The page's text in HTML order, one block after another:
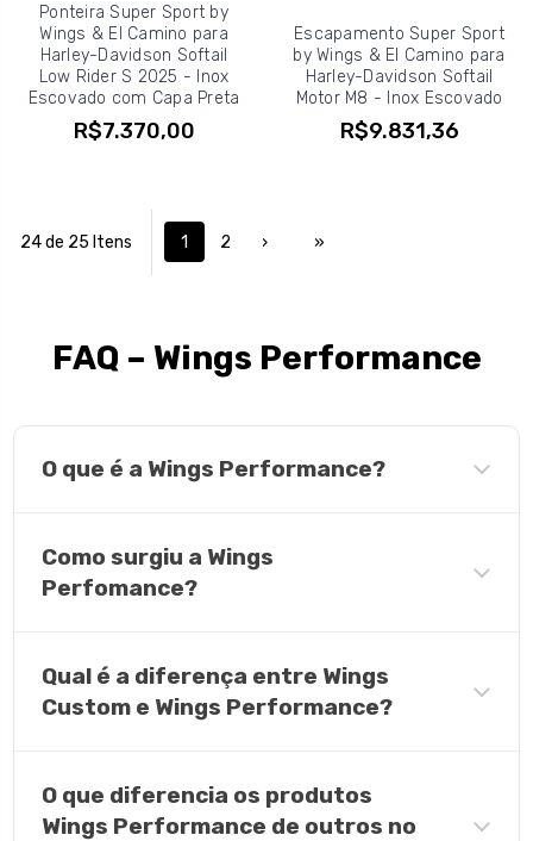
Ponteira Super Sport by
Wings & El Camino para
Harley-Davidson Softail
Low Rider S 2025 - Inox
Escovado com Capa Preta
R$7.370,00
Escapamento Super Sport
by Wings & El Camino para
Harley-Davidson Softail
Motor M8 - Inox Escovado
R$9.831,36
24 de 25 Itens 1 2 › »
FAQ – Wings Performance
O que é a Wings Performance?
Como surgiu a Wings
Perfomance?
Qual é a diferença entre Wings
Custom e Wings Performance?
O que diferencia os produtos
Wings Performance de outros no